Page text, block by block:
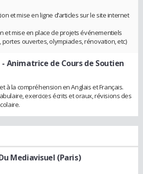
et mise en ligne d’articles sur le site internet
et mise en place de projets événementiels
portes ouvertes, olympiades, rénovation, etc)
- Animatrice de Cours de Soutien
à la compréhension en Anglais et Français.
exercices écrits et oraux, révisions des
Mediavisuel (Paris)